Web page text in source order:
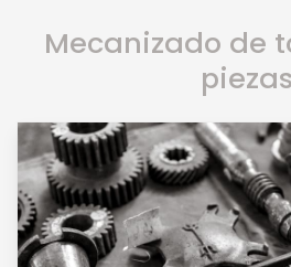
Mecanizado de
piezas